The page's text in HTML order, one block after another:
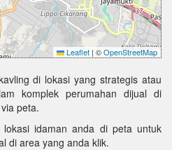
Leaflet | ©OpenStreetMap
di lokasi yang strategis atau
komplek perumahan dijual di
peta.
idaman anda di peta untuk
di area yang anda klik.